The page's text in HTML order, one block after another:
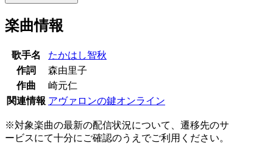
楽曲情報
歌手名
たかはし智秋
作詞
森由里子
作曲
崎元仁
関連情報 アヴァロンの鍵オンライン
※対象楽曲の最新の配信状況について、遷移先のサ
ービスにて十分にご確認のうえでご利用ください。